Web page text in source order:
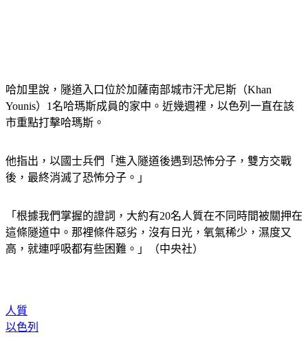
哈加里說，隧道入口位於加薩南部城市汗尤尼斯（Khan
Younis）1名哈瑪斯成員的家中。近幾週裡，以色列一直在該
市重點打擊哈瑪斯。
他指出，以國士兵們「進入隧道後遇到恐怖分子，雙方交戰
後，最終消滅了恐怖分子。」
「根據我們掌握的證詞，大約有20名人質在不同時間被關押在
這條隧道中。那裡條件惡劣，沒有日光，氧氣稀少，濕度又
高，就連呼吸都有些困難。」（中央社）
人質
以色列